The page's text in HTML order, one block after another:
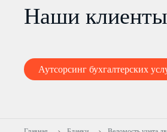
Наши
Аутсорсинг бухгалтерских